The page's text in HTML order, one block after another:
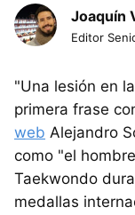
Joaquín
Editor
"Una lesión en
primera frase
web Alejandro
como "el
Taekwondo
medallas